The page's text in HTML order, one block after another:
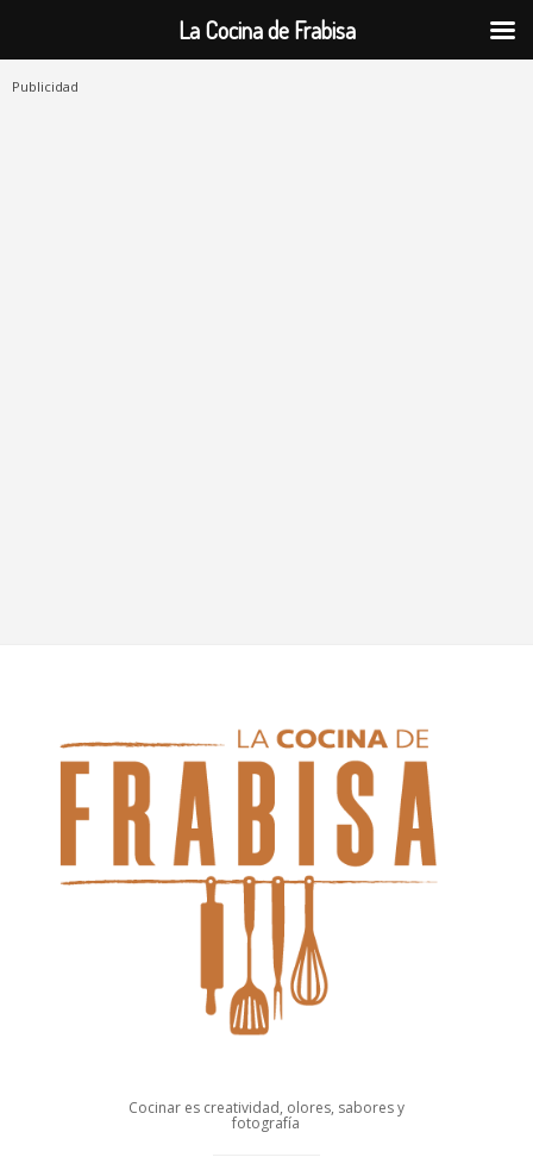
Publicidad
Cocinar es creatividad, olores, sabores y
fotografía
La Cocina de Frabisa